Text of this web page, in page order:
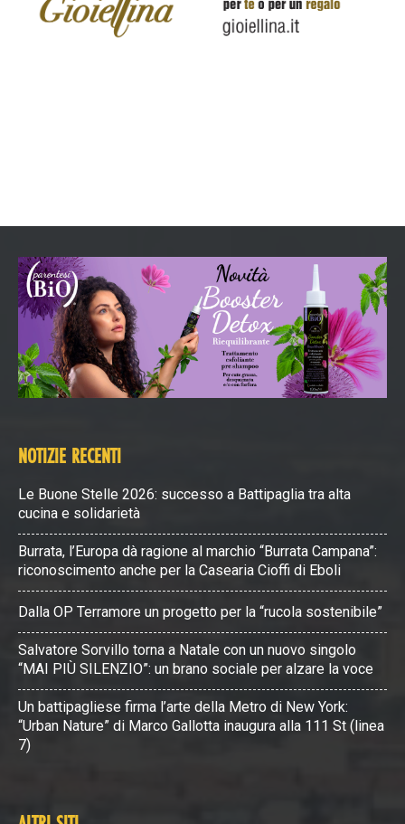
NOTIZIE RECENTI
Le Buone Stelle 2026: successo a Battipaglia tra alta
cucina e solidarietà
Burrata, l’Europa dà ragione al marchio “Burrata Campana”:
riconoscimento anche per la Casearia Cioffi di Eboli
Dalla OP Terramore un progetto per la “rucola sostenibile”
Salvatore Sorvillo torna a Natale con un nuovo singolo
“MAI PIÙ SILENZIO”: un brano sociale per alzare la voce
Un battipagliese firma l’arte della Metro di New York:
“Urban Nature” di Marco Gallotta inaugura alla 111 St (linea
7)